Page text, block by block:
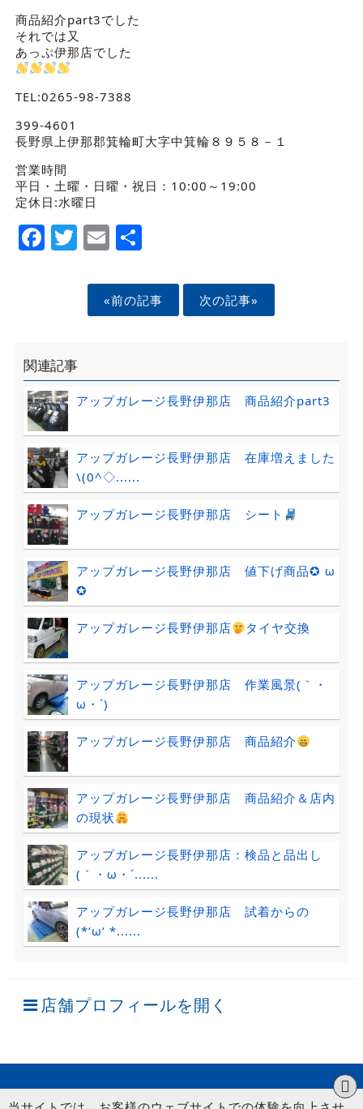
商品紹介part3でした
それでは又
あっぷ伊那店でした
TEL:0265-98-7388
399-4601
長野県上伊那郡箕輪町大字中箕輪８９５８－１
営業時間
平日・土曜・日曜・祝日：10:00～19:00
定休日:水曜日
Facebook
Twitter
EmailShare
«前の記事 次の記事»
関連記事
アップガレージ長野伊那店 商品紹介part3
アップガレージ長野伊那店 在庫増えました
\(0^◇......
アップガレージ長野伊那店 シート
アップガレージ長野伊那店 値下げ商品✪ ω
✪
アップガレージ長野伊那店 タイヤ交換
アップガレージ長野伊那店 作業風景(｀・
ω・´)ゞ
アップガレージ長野伊那店 商品紹介
アップガレージ長野伊那店 商品紹介＆店内
の現状
アップガレージ長野伊那店：検品と品出し
(｀・ω・´......
アップガレージ長野伊那店 試着からの
(*‘ω‘ *......
店舗プロフィールを開く